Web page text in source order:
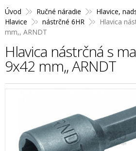
Úvod Ručné náradie
Hlavice,
Hlavice
nástrčné 6HR
Hlavica
mm,, ARNDT
Hlavica nástrčná s
9x42 mm,, ARNDT